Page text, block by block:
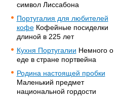
символ Лиссабона
Португалия для любителей
кофеКофейные посиделки
длиной в 225 лет
Кухня Португалии Немного о
еде в стране портвейна
Родина настоящей пробки
Маленький предмет
национальной гордости